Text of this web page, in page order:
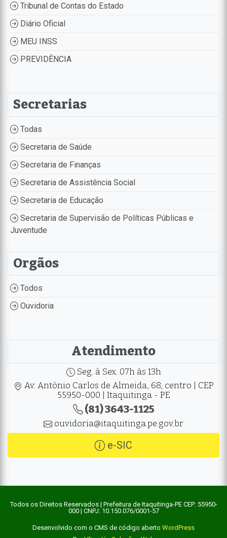
Tribunal de Contas do Estado
Diário Oficial
MEU INSS
PREVIDÊNCIA
Secretarias
Todas
Secretaria de Saúde
Secretaria de Finanças
Secretaria de Assistência Social
Secretaria de Educação
Secretaria de Supervisão de Políticas Públicas e
Juventude
Orgãos
Todos
Ouvidoria
Atendimento
Seg. à Sex. 07h às 13h
Av. Antônio Carlos de Almeida, 68, centro | CEP
55950-000 | Itaquitinga - PE
(81) 3643-1125
ouvidoria@itaquitinga.pe.gov.br
e-SIC
Todos os Direitos Reservados | Prefeitura de Itaquitinga-PE CEP: 55950-
000 | CNPJ: 10.150.076/0001-57
Desenvolvido com o CMS de código aberto WordPress